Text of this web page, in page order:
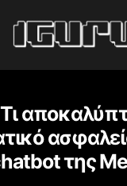
Τι
της